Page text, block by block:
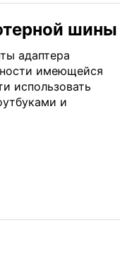
шины
адаптера
имеющейся
использовать
и